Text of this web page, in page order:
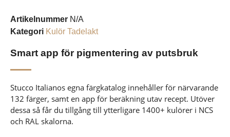
Artikelnummer N/A
Kategori Kulör Tadelakt
Smart app för pigmentering av putsbruk
Stucco Italianos egna färgkatalog innehåller för närvarande
132 färger, samt en app för beräkning utav recept. Utöver
dessa så får du tillgång till ytterligare 1400+ kulörer i NCS
och RAL skalorna.